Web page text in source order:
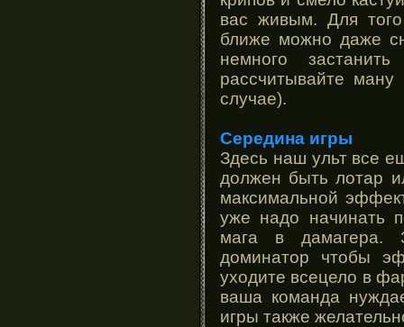
вас живым. Для
ближе можно даже
немного
рассчитывайте
случае).
Середина игры
Здесь наш ульт все
должен быть лотар
максимальной
уже надо начинать
мага в дамагера.
доминатор чтобы
уходите всецело в
ваша команда
игры также